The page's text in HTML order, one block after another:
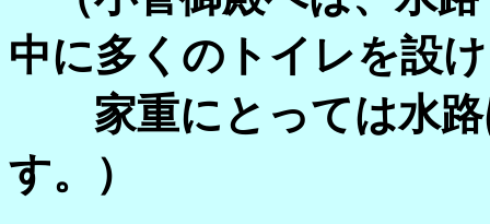
中に多くのトイレを設
家重にとっては水路
す。）